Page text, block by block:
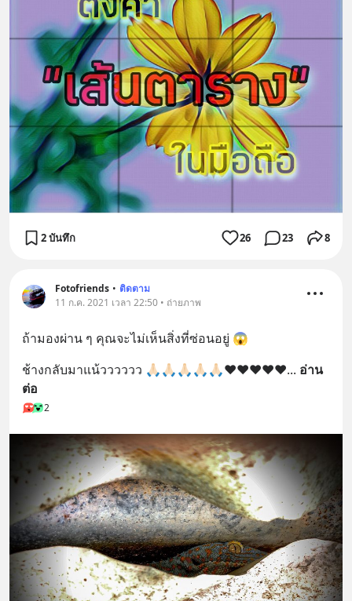
2 บันทึก 26 23 8
Fotofriends • ติดตาม
11 ก.ค. 2021 เวลา 22:50 • ถ่ายภาพ
ถ้ามองผ่าน ๆ คุณจะไม่เห็นสิ่งที่ซ่อนอยู่ 😱
ช้างกลับมาแน้วววววว 🙏🏻🙏🏻🙏🏻🙏🏻🙏🏻❤️❤️❤️❤️❤️... อ่าน
ต่อ
2